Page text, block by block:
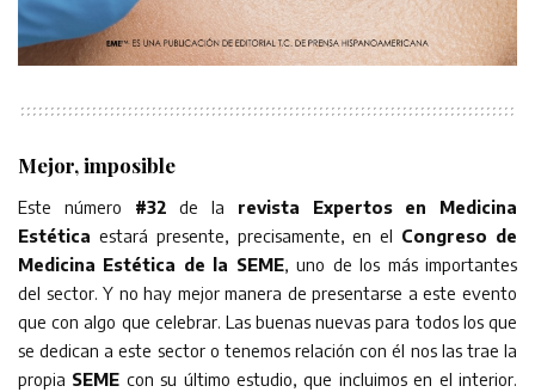
Mejor, imposible
Este número #32 de la revista Expertos en Medicina
Estética estará presente, precisamente, en el Congreso de
Medicina Estética de la SEME, uno de los más importantes
del sector. Y no hay mejor manera de presentarse a este evento
que con algo que celebrar. Las buenas nuevas para todos los que
se dedican a este sector o tenemos relación con él nos las trae la
propia SEME con su último estudio, que incluimos en el interior.